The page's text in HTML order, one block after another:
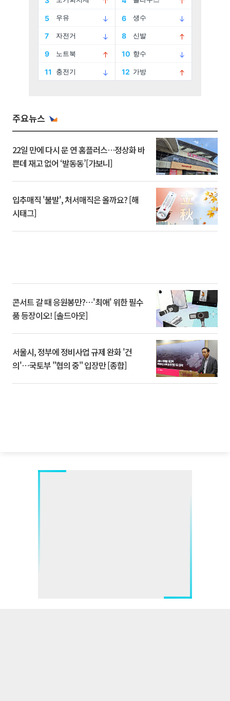
주요뉴스
22일 만에 다시 문 연 홈플러스…정상화 바
쁜데 재고 없어 ‘발동동’[가보니]
입추매직 '불발', 처서매직은 올까요? [해
시태그]
콘서트 갈 때 응원봉만?⋯'최애' 위한 필수
품 등장이오! [솔드아웃]
서울시, 정부에 정비사업 규제 완화 '건
의'⋯국토부 "협의 중" 입장만 [종합]